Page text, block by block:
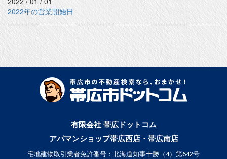
2022年の営業開始日
有限会社 帯広ドットコム
アパマンショップ帯広西店・帯広南店
宅地建物取引業者免許番号：北海道知事十勝（4）第642号